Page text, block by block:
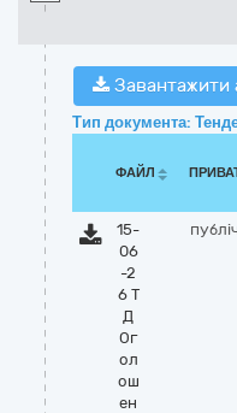
Завантажити
Тип документа:
ФАЙЛ
15-
06
-2
6 Т
Д
Ог
ол
ош
ен